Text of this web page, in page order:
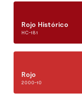
Rojo Histórico
HC-181
Rojo
2000-10